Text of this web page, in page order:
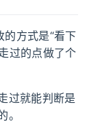
方式是“看下
过的点做了个
过就能判断是